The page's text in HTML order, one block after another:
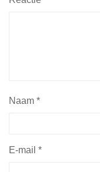
Naam *
E-mail *